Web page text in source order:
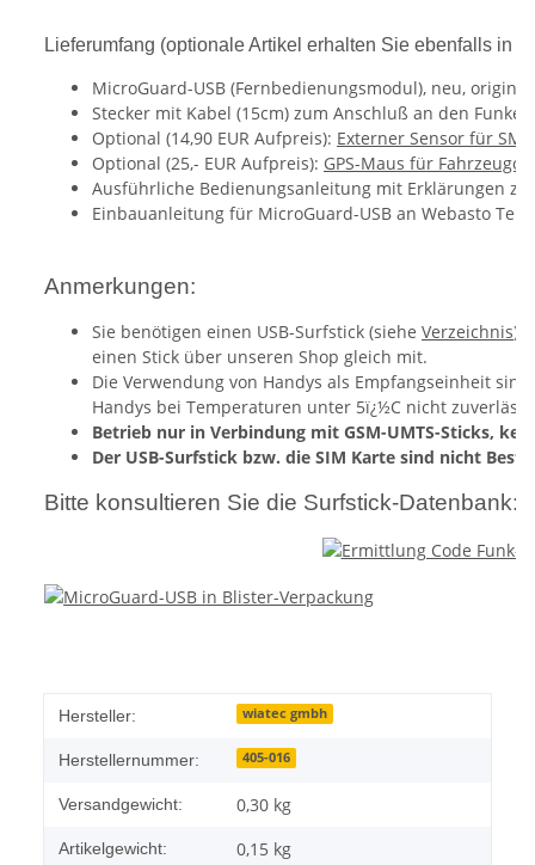
Lieferumfang (optionale Artikel erhalten Sie ebenfalls in
MicroGuard-USB (Fernbedienungsmodul), neu,
Stecker mit Kabel (15cm) zum Anschluß an den
Optional (14,90 EUR Aufpreis): Externer Sensor für
Optional (25,- EUR Aufpreis): GPS-Maus für
Ausführliche Bedienungsanleitung mit Erklärungen zu
Einbauanleitung für MicroGuard-USB an Webasto
Anmerkungen:
Sie benötigen einen USB-Surfstick (siehe Verzeichnis)
einen Stick über unseren Shop gleich mit.
Die Verwendung von Handys als Empfangseinheit
Handys bei Temperaturen unter 5ï¿½C nicht
Betrieb nur in Verbindung mit GSM-UMTS-Sticks,
Der USB-Surfstick bzw. die SIM Karte sind nicht
Bitte konsultieren Sie die Surfstick-Datenbank:
Hersteller: wiatec gmbh
Herstellernummer: 405-016
Versandgewicht: 0,30 kg
Artikelgewicht: 0,15 kg